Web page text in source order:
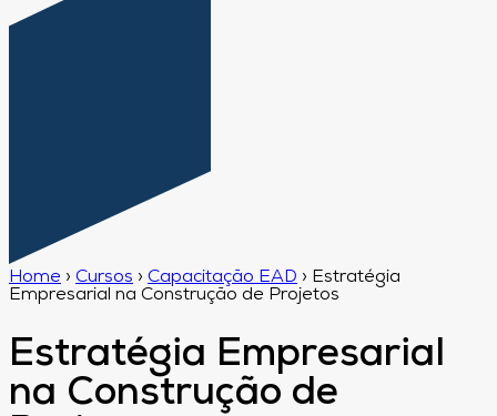
Home › Cursos › Capacitação EAD › Estratégia
Empresarial na Construção de Projetos
Estratégia Empresarial
na Construção de